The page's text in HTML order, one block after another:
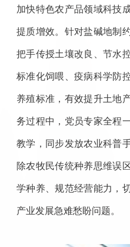
加快特色农产品领域科技
提质增效。针对盐碱地制
把手传授土壤改良、节水
标准化饲喂、疫病科学防
养殖标准，有效提升土地
务过程中，党员专家全程
教学，同步发放农业科普
除农牧民传统种养思维误
学种养、规范经营能力，
产业发展急难愁盼问题。